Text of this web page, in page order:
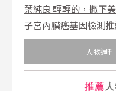
葉純良 輕輕的，撒下
子宮內膜癌基因檢測
人物週刊